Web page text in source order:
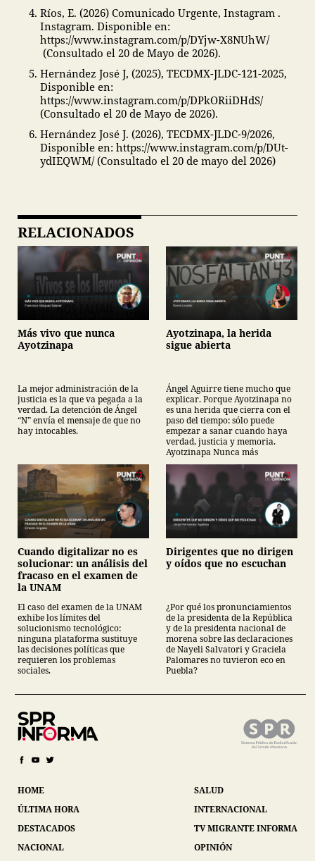
Ríos, E. (2026) Comunicado Urgente, Instagram .
Instagram. Disponible en:
https://www.instagram.com/p/DYjw-X8NUhW/
(Consultado el 20 de Mayo de 2026).
Hernández José J, (2025), TECDMX-JLDC-121-2025,
Disponible en:
https://www.instagram.com/p/DPkORiiDHdS/
(Consultado el 20 de Mayo de 2026).
Hernández José J. (2026), TECDMX-JLDC-9/2026,
Disponible en: https://www.instagram.com/p/DUt-
ydIEQWM/ (Consultado el 20 de mayo del 2026)
RELACIONADOS
Más vivo que nunca
Ayotzinapa
La mejor administración de la
justicia es la que va pegada a la
verdad. La detención de Ángel
“N” envía el mensaje de que no
hay intocables.
Ayotzinapa, la herida
sigue abierta
Ángel Aguirre tiene mucho que
explicar. Porque Ayotzinapa no
es una herida que cierra con el
paso del tiempo: sólo puede
empezar a sanar cuando haya
verdad, justicia y memoria.
Ayotzinapa Nunca más
Cuando digitalizar no es
solucionar: un análisis del
fracaso en el examen de
la UNAM
El caso del examen de la UNAM
exhibe los límites del
solucionismo tecnológico:
ninguna plataforma sustituye
las decisiones políticas que
requieren los problemas
sociales.
Dirigentes que no dirigen
y oídos que no escuchan
¿Por qué los pronunciamientos
de la presidenta de la República
y de la presidenta nacional de
morena sobre las declaraciones
de Nayeli Salvatori y Graciela
Palomares no tuvieron eco en
Puebla?
HOME
ÚLTIMA HORA
DESTACADOS
NACIONAL
SALUD
INTERNACIONAL
TV MIGRANTE INFORMA
OPINIÓN